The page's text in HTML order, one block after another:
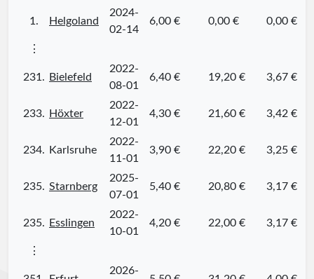
1. Helgoland
2024-
02-14
6,00 € 0,00 € 0,00 €
⋮
231. Bielefeld
2022-
08-01
6,40 € 19,20 € 3,67 €
233. Höxter
2022-
12-01
4,30 € 21,60 € 3,42 €
234. Karlsruhe
2022-
11-01
3,90 € 22,20 € 3,25 €
235. Starnberg
2025-
07-01
5,40 € 20,80 € 3,17 €
235. Esslingen
2022-
10-01
4,20 € 22,00 € 3,17 €
⋮
2026-